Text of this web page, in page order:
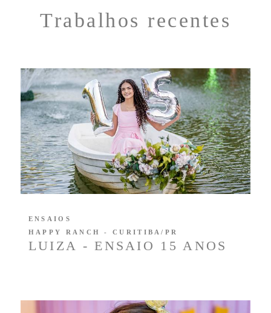
Trabalhos recentes
LUIZA - ENSAIO 15 ANOS
ENSAIOS
HAPPY RANCH - CURITIBA/PR